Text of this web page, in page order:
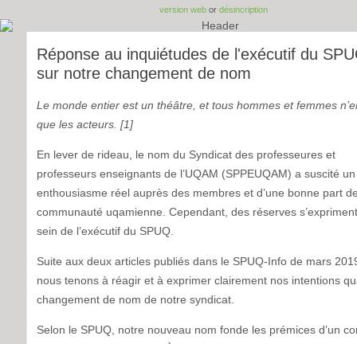
version web or désincription
Réponse au inquiétudes de l'exécutif du
sur notre changement de nom
Le monde entier est un théâtre, et tous hommes et femmes
que les acteurs. [1]
En lever de rideau, le nom du Syndicat des professeures et
professeurs enseignants de l’UQAM (SPPEUQAM) a suscité un
enthousiasme réel auprès des membres et d’une bonne part
communauté uqamienne. Cependant, des réserves
sein de l’exécutif du SPUQ.
Suite aux deux articles publiés dans le SPUQ-Info de mars
nous tenons à réagir et à exprimer clairement nos intentions
changement de nom de notre syndicat.
Selon le SPUQ, notre nouveau nom fonde les prémices d’un